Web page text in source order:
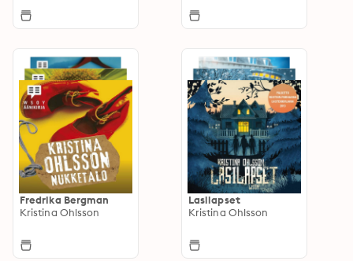
Fredrika Bergman
Kristina Ohlsson
Lasilapset
Kristina Ohlsson